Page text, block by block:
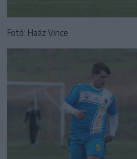
Fotó: Haáz Vince